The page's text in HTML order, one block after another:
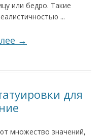
или бедро. Такие
...
→
для
множество значений,